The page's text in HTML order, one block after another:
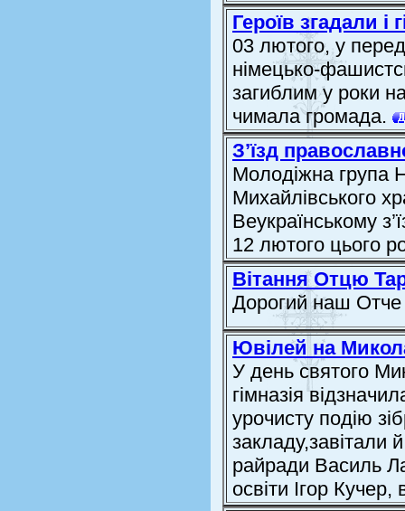
Героїв згадали і
03 лютого, у
німецько-
загиблим у роки
чимала громада.
З’їзд
Молодіжна група
Михайлівського
Веукраїнському
12 лютого цього
Вітання Отцю
Дорогий наш
Ювілей на
У день святого
гімназія
урочисту подію
закладу,завітали
райради Василь
освіти Ігор